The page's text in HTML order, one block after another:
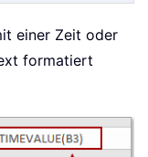
einer Zeit oder
formatiert